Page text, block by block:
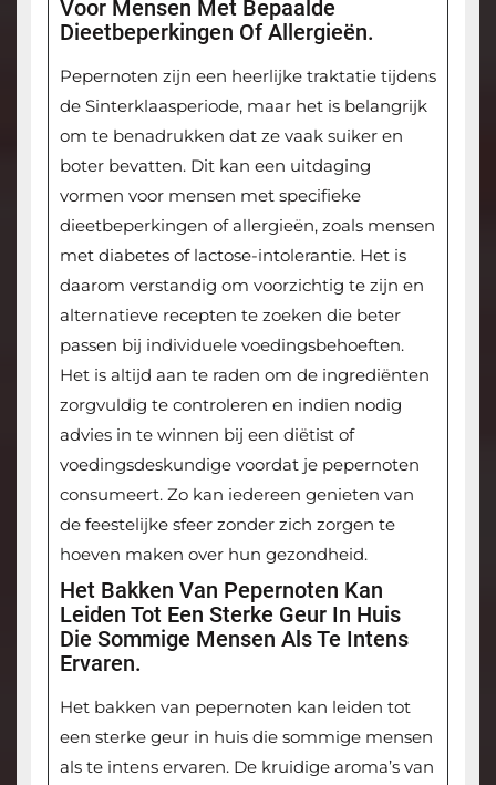
Voor Mensen Met Bepaalde
Dieetbeperkingen Of Allergieën.
Pepernoten zijn een heerlijke traktatie tijdens
de Sinterklaasperiode, maar het is belangrijk
om te benadrukken dat ze vaak suiker en
boter bevatten. Dit kan een uitdaging
vormen voor mensen met specifieke
dieetbeperkingen of allergieën, zoals mensen
met diabetes of lactose-intolerantie. Het is
daarom verstandig om voorzichtig te zijn en
alternatieve recepten te zoeken die beter
passen bij individuele voedingsbehoeften.
Het is altijd aan te raden om de ingrediënten
zorgvuldig te controleren en indien nodig
advies in te winnen bij een diëtist of
voedingsdeskundige voordat je pepernoten
consumeert. Zo kan iedereen genieten van
de feestelijke sfeer zonder zich zorgen te
hoeven maken over hun gezondheid.
Het Bakken Van Pepernoten Kan
Leiden Tot Een Sterke Geur In Huis
Die Sommige Mensen Als Te Intens
Ervaren.
Het bakken van pepernoten kan leiden tot
een sterke geur in huis die sommige mensen
als te intens ervaren. De kruidige aroma’s van